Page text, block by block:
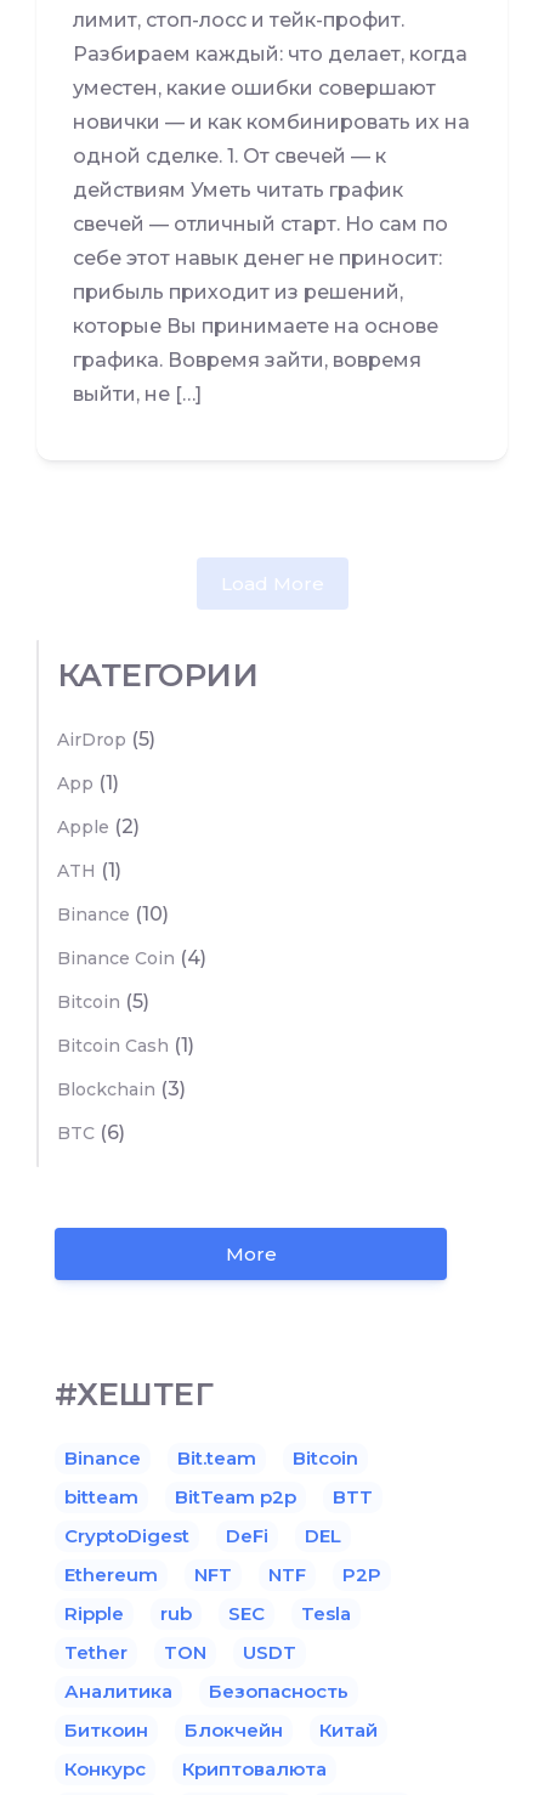
лимит, стоп-лосс и тейк-профит.
Разбираем каждый: что делает, когда
уместен, какие ошибки совершают
новички — и как комбинировать их на
одной сделке. 1. От свечей — к
действиям Уметь читать график
свечей — отличный старт. Но сам по
себе этот навык денег не приносит:
прибыль приходит из решений,
которые Вы принимаете на основе
графика. Вовремя зайти, вовремя
выйти, не […]
Load More
КАТЕГОРИИ
AirDrop (5)
App (1)
Apple (2)
ATH (1)
Binance (10)
Binance Coin (4)
Bitcoin (5)
Bitcoin Cash (1)
Blockchain (3)
BTC (6)
More
#ХЕШТЕГ
Binance Bit.team
Bitcoin
bitteam
BitTeam p2p
BTT
CryptoDigest
DeFi
DEL
Ethereum
NFT NTF
P2P
Ripple
rub SEC
Tesla
Tether
TON
USDT
Аналитика
Безопасность
Биткоин
Блокчейн
Китай
Конкурс
Криптовалюта